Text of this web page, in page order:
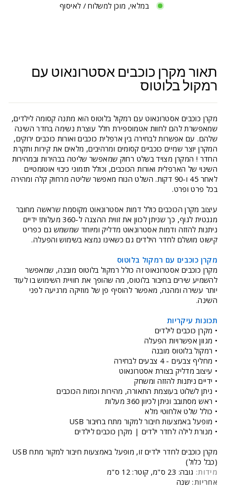
במלאי, מוכן למשלוח / לאיסוף
תאור מקרן כוכבים אסטרונאוט עם
רמקול בלוטוס
מקרן כוכבים אסטרונאוט עם רמקול בלוטוס הוא מתנה קסומה לילדים,
שמאפשרת להם לחוות אטמוספירת חלל עוצרת נשימה בחדר השינה
שלהם. עם אפשרות לבחירה בין ארפלית כוכבים ואורות כוכבים ירוקים,
המקרן יוצר שמיים כוכביים קסומים ומרהיבים, מלאים את קירות ותקרת
החדר ! המקרן מצויד בשלט רחוק שמאפשר שליטה בבהירות ובמהירות
השינוי של הארפלית ואורות הכוכבים, וכולל תזמוני כיבוי אוטומטיים
לאחר 45 ו-90 דקות. השלט הנוח מאפשר שליטה מרחוק קלה ומהירה
בכל פרט ופרט.
עיצוב מקרן הכוכבים כולל דמות אסטרונאוט מקוסמת שראשה מחובר
מגנטית לגוף, כך שניתן לכוון את זווית ההצגה ל-360 מעלות! ידיים
ניתנות להזזה ודמות אסטרונאוט מדליק ומיוחד שמשמש גם כפריט
קישוט מושלם לחדר הילדים גם כשאינו נמצא בשימוש והפעלה.
מקרן כוכבים עם רמקול בלוטוס
מקרן כוכבים אסטרונאוט זה כולל רמקול בלוטוס מובנה, שמאפשר
להשמיע שירים בחיבור בלוטוס, מה שהופך את חוויית השימוש בו לעוד
יותר עשירה ומהנה, מאפשר להוסיף פן של מוזיקה מרגיעה לפני
השינה.
תכונות עיקריות
• מקרן כוכבים לילדים
• מגוון אפשרויות הפעלה
• רמקול בלוטוס מובנה
• מחליף צבעים - 4 צבעים לבחירה
• עיצוב מדליק בצורת אסטרונאוט
• ידיים ניתנות להזזה ומשחק
• ניתן לשלוט בעוצמת התאורה, מהירות וכמות הכוכבים
• ראש מסתובב וניתן לכיוון 360 מעלות
• כולל שלט אלחוטי מלא
• מופעל באמצעות חיבור למקור מתח בחיבור USB
• מנורת לילה לחדר ילדים | מקרן כוכבים לילדים
מקרן כוכבים לחדר ילדים זו, מופעל באמצעות חיבור למקור מתח USB
(כבל כלול)
מידות: גובה: 23 ס"מ, קוטר: 12 ס"מ
אחריות: שנה